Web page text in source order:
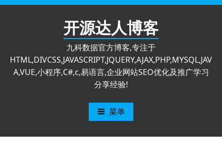
跳
开源达人博客
九科数据官方博客,专注于
HTML,DIVCSS,JAVASCRIPT,JQUERY,AJAX,PHP,MYSQL,JAV
A,VUE,小程序,C#,c,易语言,企业网站SEO优化及推广学习
分享经验!
菜单